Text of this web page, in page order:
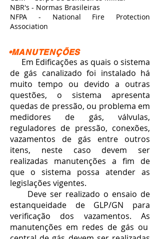
NBR's - Normas Brasileiras
NFPA - National Fire Protection
Association
•MANUTENÇÕES
Em Edificações as quais o sistema
de gás canalizado foi instalado há
muito tempo ou devido a outras
questões, o sistema apresenta
quedas de pressão, ou problema em
medidores de gás, válvulas,
reguladores de pressão, conexões,
vazamentos de gás entre outros
itens, neste caso devem ser
realizadas manutenções a fim de
que o sistema possa atender as
legislações vigentes.
Deve ser realizado o ensaio de
estanqueidade de GLP/GN para
verificação dos vazamentos. As
manutenções em redes de gás ou